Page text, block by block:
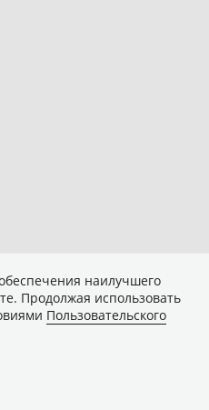
наилучшего
Продолжая использовать
Пользовательского